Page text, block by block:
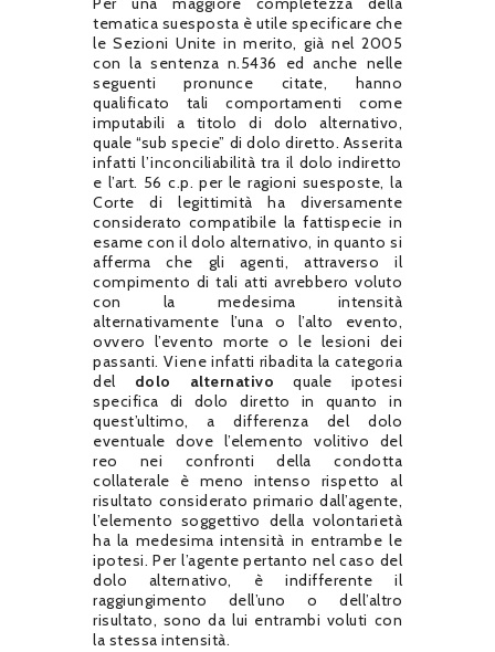
tematica suesposta è utile specificare che
le Sezioni Unite in merito, già nel 2005
con la sentenza n.5436 ed anche nelle
seguenti pronunce citate, hanno
qualificato tali comportamenti come
imputabili a titolo di dolo alternativo,
quale “sub specie” di dolo diretto. Asserita
infatti l’inconciliabilità tra il dolo indiretto
e l’art. 56 c.p. per le ragioni suesposte, la
Corte di legittimità ha diversamente
considerato compatibile la fattispecie in
esame con il dolo alternativo, in quanto si
afferma che gli agenti, attraverso il
compimento di tali atti avrebbero voluto
con la medesima intensità
alternativamente l’una o l’alto evento,
ovvero l’evento morte o le lesioni dei
passanti. Viene infatti ribadita la categoria
del dolo alternativo quale ipotesi
specifica di dolo diretto in quanto in
quest’ultimo, a differenza del dolo
eventuale dove l’elemento volitivo del
reo nei confronti della condotta
collaterale è meno intenso rispetto al
risultato considerato primario dall’agente,
l’elemento soggettivo della volontarietà
ha la medesima intensità in entrambe le
ipotesi. Per l’agente pertanto nel caso del
dolo alternativo, è indifferente il
raggiungimento dell’uno o dell’altro
risultato, sono da lui entrambi voluti con
la stessa intensità.